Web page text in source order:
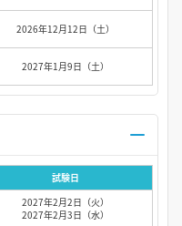
2026年12月12日（土）
2027年1月9日（土）
試験日
2027年2月2日（火）
2027年2月3日（水）